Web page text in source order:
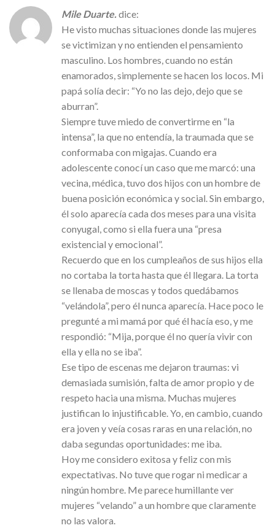
Mile Duarte.dice:
He visto muchas situaciones donde las mujeres
se victimizan y no entienden el pensamiento
masculino. Los hombres, cuando no están
enamorados, simplemente se hacen los locos. Mi
papá solía decir: “Yo no las dejo, dejo que se
aburran”.
Siempre tuve miedo de convertirme en “la
intensa”, la que no entendía, la traumada que se
conformaba con migajas. Cuando era
adolescente conocí un caso que me marcó: una
vecina, médica, tuvo dos hijos con un hombre de
buena posición económica y social. Sin embargo,
él solo aparecía cada dos meses para una visita
conyugal, como si ella fuera una “presa
existencial y emocional”.
Recuerdo que en los cumpleaños de sus hijos ella
no cortaba la torta hasta que él llegara. La torta
se llenaba de moscas y todos quedábamos
“velándola”, pero él nunca aparecía. Hace poco le
pregunté a mi mamá por qué él hacía eso, y me
respondió: “Mija, porque él no quería vivir con
ella y ella no se iba”.
Ese tipo de escenas me dejaron traumas: vi
demasiada sumisión, falta de amor propio y de
respeto hacia una misma. Muchas mujeres
justifican lo injustificable. Yo, en cambio, cuando
era joven y veía cosas raras en una relación, no
daba segundas oportunidades: me iba.
Hoy me considero exitosa y feliz con mis
expectativas. No tuve que rogar ni medicar a
ningún hombre. Me parece humillante ver
mujeres “velando” a un hombre que claramente
no las valora.